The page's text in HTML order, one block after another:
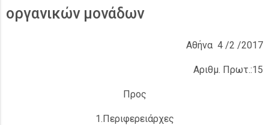
οργανικών μονάδων
Αθήνα 4 /2 /2017
Αριθμ. Πρωτ.:15
Προς
1.Περιφερειάρχες